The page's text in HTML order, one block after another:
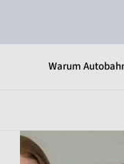
Warum